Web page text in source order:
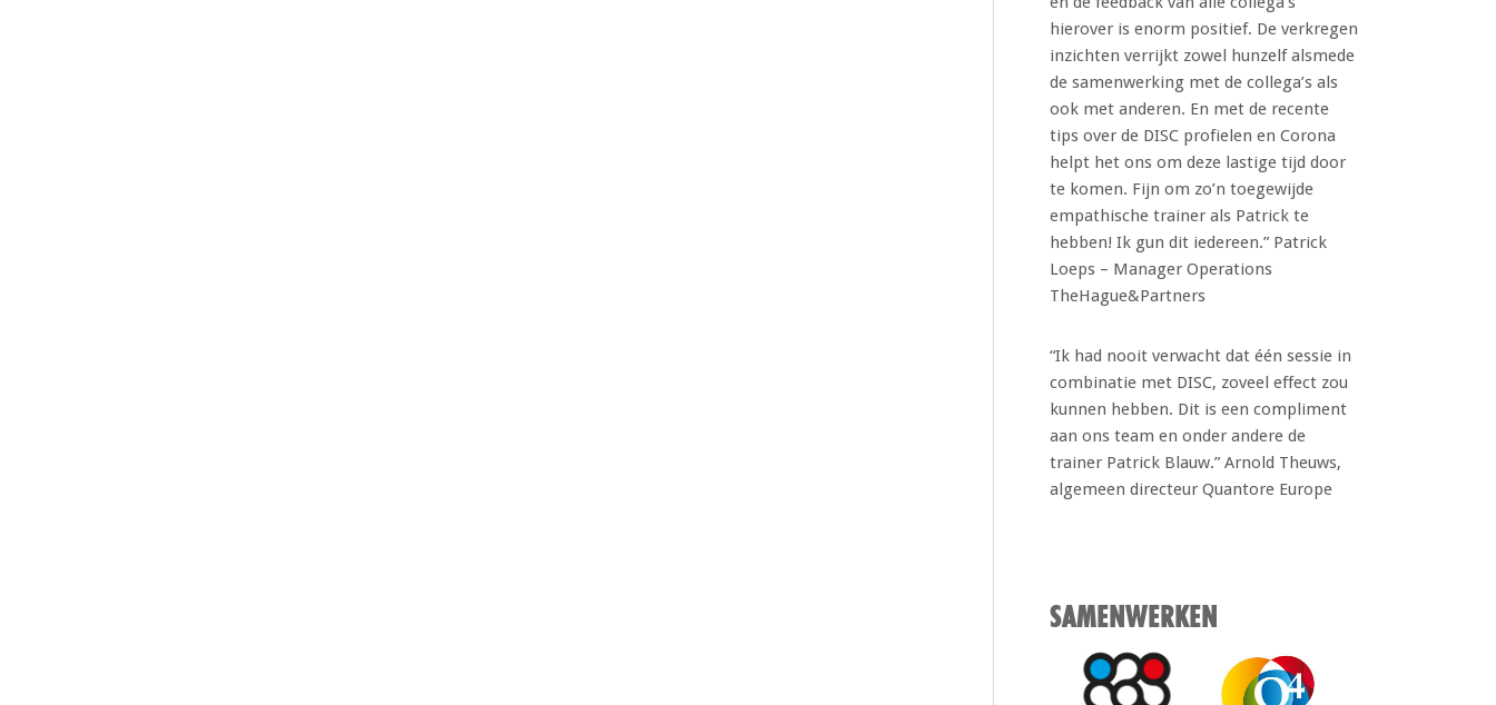
hierover is enorm positief. De verkregen
inzichten verrijkt zowel hunzelf alsmede
de samenwerking met de collega’s als
ook met anderen. En met de recente
tips over de DISC profielen en Corona
helpt het ons om deze lastige tijd door
te komen. Fijn om zo’n toegewijde
empathische trainer als Patrick te
hebben! Ik gun dit iedereen.” Patrick
Loeps – Manager Operations
TheHague&Partners
“Ik had nooit verwacht dat één sessie in
combinatie met DISC, zoveel effect zou
kunnen hebben. Dit is een compliment
aan ons team en onder andere de
trainer Patrick Blauw.” Arnold Theuws,
algemeen directeur Quantore Europe
SAMENWERKEN